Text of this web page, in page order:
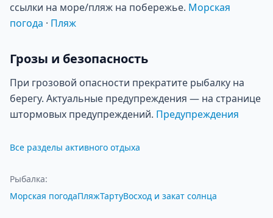
ссылки на море/пляж на побережье. Морская
погода · Пляж
Грозы и безопасность
При грозовой опасности прекратите рыбалку на
берегу. Актуальные предупреждения — на странице
штормовых предупреждений. Предупреждения
Все разделы активного отдыха
Рыбалка:
Морская погодаПляжТартуВосход и закат солнца